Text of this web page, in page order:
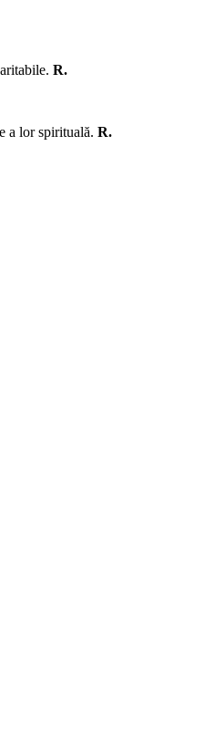
R.
a lor spirituală. R.